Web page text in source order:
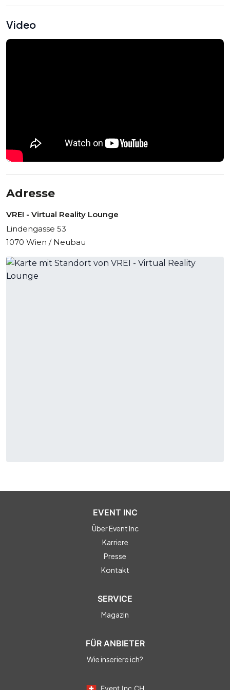
Video
Adresse
VREI - Virtual Reality Lounge
Lindengasse 53
1070 Wien / Neubau
EVENT INC
Über Event Inc
Karriere
Presse
Kontakt
SERVICE
Magazin
FÜR ANBIETER
Wie inseriere ich?
Event Inc CH